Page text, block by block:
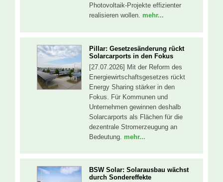
Photovoltaik-Projekte effizienter
realisieren wollen. mehr...
Pillar: Gesetzesänderung rückt
Solarcarports in den Fokus
[27.07.2026] Mit der Reform des
Energiewirtschaftsgesetzes rückt
Energy Sharing stärker in den
Fokus. Für Kommunen und
Unternehmen gewinnen deshalb
Solarcarports als Flächen für die
dezentrale Stromerzeugung an
Bedeutung. mehr...
BSW Solar: Solarausbau wächst
durch Sondereffekte